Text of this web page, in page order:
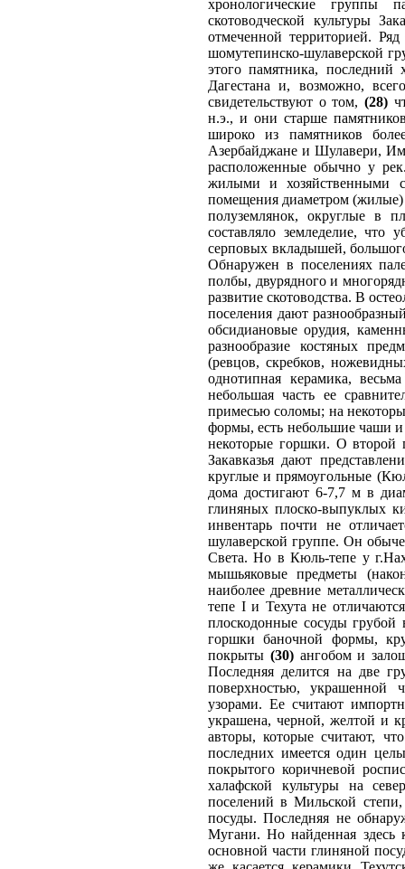
хронологические группы
скотоводческой культуры
отмеченной территорией.
шомутепинско-шулаверской
этого памятника, последний
Дагестана и, возможно,
свидетельствуют о том,(28)
н.э., и они старше
широко из памятников
Азербайджане и Шулавери,
расположенные обычно у
жилыми и хозяйственными
помещения диаметром
полуземлянок, округлые в
составляло земледелие, что
серповых вкладышей,
Обнаружен в поселениях
полбы, двурядного и
развитие скотоводства. В
поселения дают
обсидиановые орудия,
разнообразие костяных
(ревцов, скребков,
однотипная керамика,
небольшая часть ее
примесью соломы; на
формы, есть небольшие чаши
некоторые горшки. О второй
Закавказья дают
круглые и прямоугольные
дома достигают 6-7,7 м в
глиняных плоско-выпуклых
инвентарь почти не
шулаверской группе. Он
Света. Но в Кюль-тепе у
мышьяковые предметы
наиболее древние
тепе I и Техута не
плоскодонные сосуды
горшки баночной формы,
покрыты (30)ангобом и
Последняя делится на две
поверхностью, украшенной
узорами. Ее считают
украшена, черной, желтой и
авторы, которые считают,
последних имеется один
покрытого коричневой
халафской культуры на
поселений в Мильской степи,
посуды. Последняя не
Мугани. Но найденная здесь
основной части глиняной